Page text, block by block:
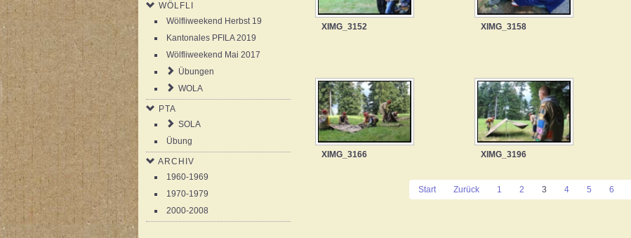
WÖLFLI
Wölfliweekend Herbst 19
Kantonales PFILA 2019
Wölfliweekend Mai 2017
Übungen
WOLA
PTA
SOLA
Übung
ARCHIV
1960-1969
1970-1979
2000-2008
XIMG_3152 XIMG_3158
XIMG_3166 XIMG_3196
Start Zurück 1 2 3 4 5 6